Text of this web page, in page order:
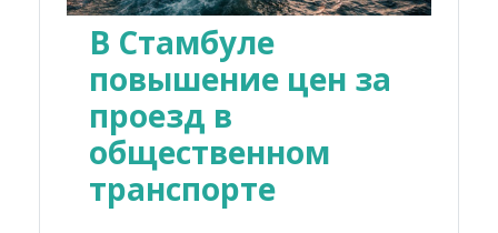
В Стамбуле
повышение цен за
проезд в
общественном
транспорте